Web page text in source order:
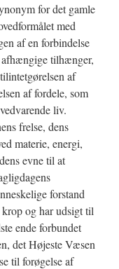
for det gamle
med
af en forbindelse
tilhænger,
af
af fordele, som
liv.
frelse, dens
materie, energi,
evne til at
forstand
og har udsigt til
ende forbundet
det Højeste Væsen
til forøgelse af